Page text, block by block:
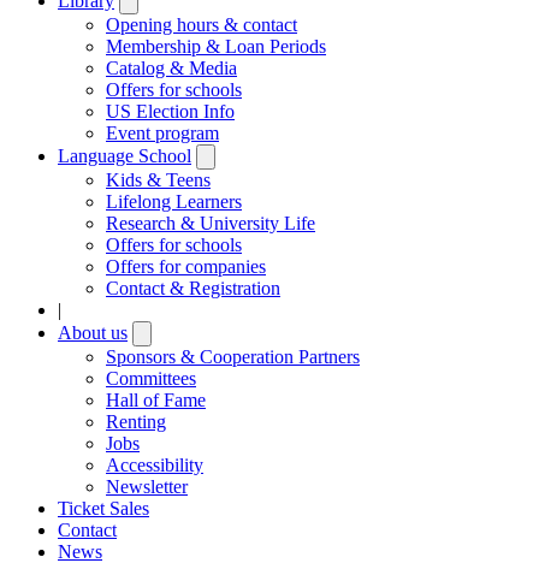
submenu
Opening hours & contact
Membership & Loan Periods
Catalog & Media
Offers for schools
US Election Info
Event program
Language School
submenu
Kids & Teens
Lifelong Learners
Research & University Life
Offers for schools
Offers for companies
Contact & Registration
|
About us
submenu
Sponsors & Cooperation Partners
Committees
Hall of Fame
Renting
Jobs
Accessibility
Newsletter
Ticket Sales
Contact
News